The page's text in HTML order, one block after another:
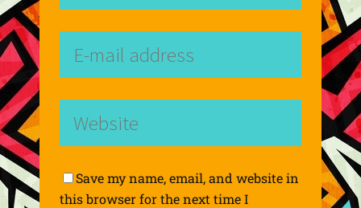
Save my name, email, and website in
this browser for the next time I